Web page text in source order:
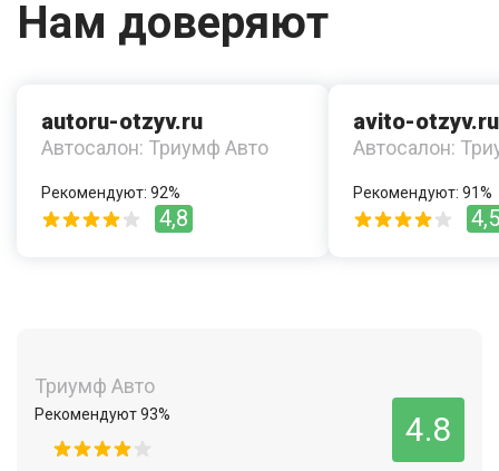
Нам доверяют
autoru-otzyv.ru
Автосалон: Триумф Авто
Рекомендуют: 92%
4,8
avito-otzyv.ru
Автосалон:
Рекомендуют: 91%
4,5
Триумф Авто
Рекомендуют 93% 4.8